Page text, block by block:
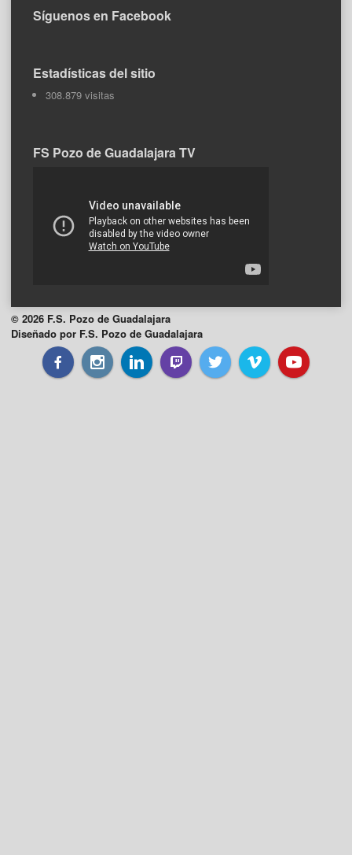
Síguenos en Facebook
Estadísticas del sitio
308.879 visitas
FS Pozo de Guadalajara TV
© 2026 F.S. Pozo de Guadalajara
Diseñado por F.S. Pozo de Guadalajara